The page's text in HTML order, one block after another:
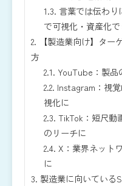
1.3. 言葉では伝わ
で可視化・資産化で
2. 【製造業向け】ター
方
2.1. YouTube：製品
2.2. Instagram：視
視化に
2.3. TikTok：短尺動
のリーチに
2.4. X：業界ネット
に
3. 製造業に向いている